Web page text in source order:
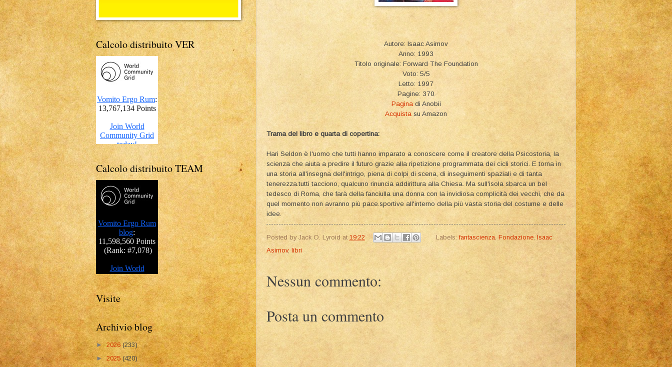
Autore: Isaac Asimov
Anno: 1993
Titolo originale: Forward The Foundation
Voto: 5/5
Letto: 1997
Pagine: 370
Pagina di Anobii
Acquista su Amazon
Trama del libro e quarta di copertina:
Hari Seldon è l'uomo che tutti hanno imparato a conoscere come il creatore della Psicostoria, la
scienza che aiuta a predire il futuro grazie alla ripetizione programmata dei cicli storici. E torna in
una storia all'insegna dell'intrigo, piena di colpi di scena, di inseguimenti spaziali e di tanta
tenerezza.tutti tacciono, qualcuno rinuncia addirittura alla Chiesa. Ma sull'isola sbarca un bel
tedesco di Roma, che farà della fanciulla una donna con la invidiosa complicità dei vecchi, che da
quel momento non avranno più pace.sportive all'interno della più vasta storia del costume e delle
idee.
Posted by Jack O. Lyroid at 19:22 Labels:fantascienza Fondazione,Isaac
Asimov, libri
Nessun commento:
Posta un commento
Calcolo distribuito VER
Calcolo distribuito TEAM
Visite
Archivio blog
► 2026(233)
►2025(420)